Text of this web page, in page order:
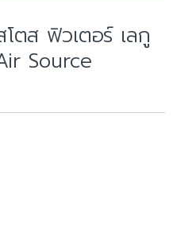
ตส ฟิวเตอร์ เลกู
Source